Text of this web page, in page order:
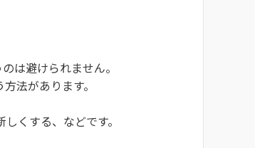
は避けられません。
法があります。
くする、などです。